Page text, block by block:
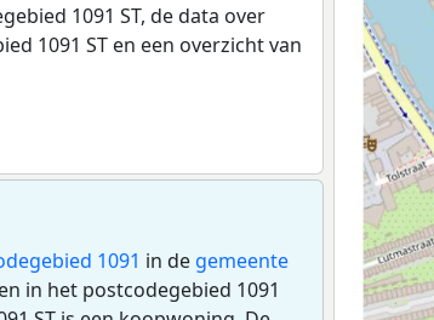
1091 ST, de data over
1091 ST en een overzicht van
1091 in de gemeente
in het postcodegebied 1091